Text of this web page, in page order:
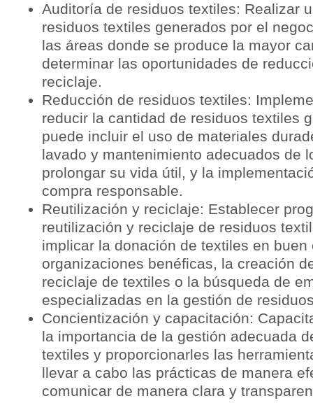
Auditoría de residuos textiles: Realizar
residuos textiles generados por el
las áreas donde se produce la mayor
determinar las oportunidades de
reciclaje.
Reducción de residuos textiles:
reducir la cantidad de residuos textiles
puede incluir el uso de materiales
lavado y mantenimiento adecuados de
prolongar su vida útil, y la
compra responsable.
Reutilización y reciclaje: Establecer
reutilización y reciclaje de residuos
implicar la donación de textiles en buen
organizaciones benéficas, la creación
reciclaje de textiles o la búsqueda de
especializadas en la gestión de
Concientización y capacitación:
la importancia de la gestión adecuada
textiles y proporcionarles las
llevar a cabo las prácticas de manera
comunicar de manera clara y